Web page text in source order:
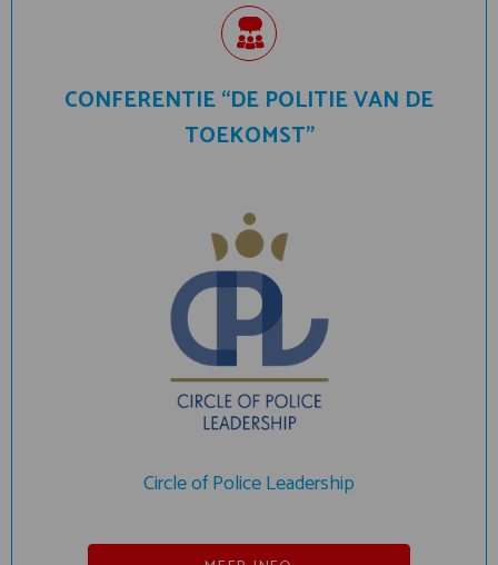
CONFERENTIE “DE POLITIE VAN DE
TOEKOMST”
Circle of Police Leadership